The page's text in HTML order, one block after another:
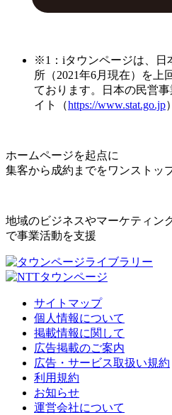
※1：iタウンページは、日
所（2021年6月現在）を上
ております。日本の民営
イト（https://www.stat.go.jp
ホームページを起点に
集客から成約までをワンストッ
地域のビジネスやマーケティン
で事業活動を支援
サイトマップ
個人情報について
掲載情報に関して
広告掲載のご案内
広告・サービス取扱い規約
利用規約
お知らせ
運営会社について